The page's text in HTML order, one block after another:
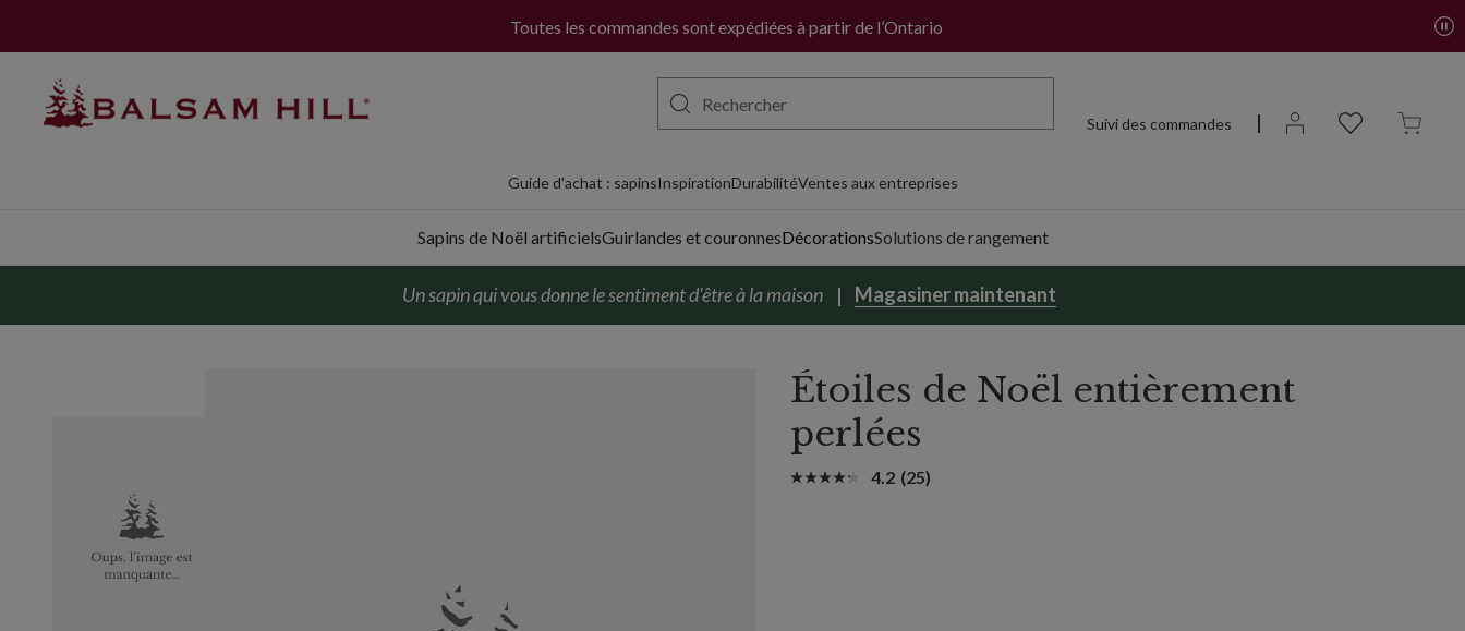
Toutes les commandes sont expédiées à partir de l’Ontario
Suivi des commandes
Guide d'achat : sapinsInspirationDurabilitéVentes aux entreprises
Sapins de Noël artificielsGuirlandes et couronnesDécorationsSolutions de rangement
Un sapin qui vous donne le sentiment d'être à la maison Magasiner maintenant
Étoiles de Noël entièrement
perlées
4.2 (25)